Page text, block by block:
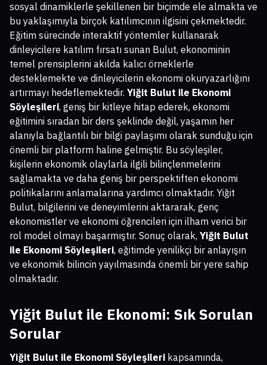
sosyal dinamiklerle şekillenen bir biçimde ele almakta ve
bu yaklaşımıyla birçok katılımcının ilgisini çekmektedir.
Eğitim sürecinde interaktif yöntemler kullanarak
dinleyicilere katılım fırsatı sunan Bulut, ekonominin
temel prensiplerini akılda kalıcı örneklerle
desteklemekte ve dinleyicilerin ekonomi okuryazarlığını
artırmayı hedeflemektedir. Yiğit Bulut ile Ekonomi
Söyleşileri, geniş bir kitleye hitap ederek, ekonomi
eğitimini sıradan bir ders şeklinde değil, yaşamın her
alanıyla bağlantılı bir bilgi paylaşımı olarak sunduğu için
önemli bir platform haline gelmiştir. Bu söyleşiler,
kişilerin ekonomik olaylarla ilgili bilinçlenmelerini
sağlamakta ve daha geniş bir perspektiften ekonomi
politikalarını anlamalarına yardımcı olmaktadır. Yiğit
Bulut, bilgilerini ve deneyimlerini aktararak, genç
ekonomistler ve ekonomi öğrencileri için ilham verici bir
rol model olmayı başarmıştır. Sonuç olarak, Yiğit Bulut
ile Ekonomi Söyleşileri, eğitimde yenilikçi bir anlayışın
ve ekonomik bilincin yayılmasında önemli bir yere sahip
olmaktadır.
Yiğit Bulut ile Ekonomi: Sık Sorulan
Sorular
Yiğit Bulut ile Ekonomi Söyleşileri kapsamında,